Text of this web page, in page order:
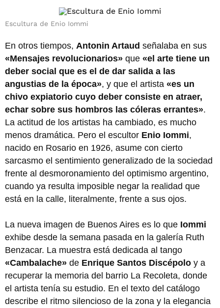
Escultura de Enio Iommi
En otros tiempos, Antonin Artaud señalaba en sus
«Mensajes revolucionarios» que «el arte tiene un
deber social que es el de dar salida a las
angustias de la época», y que el artista «es un
chivo expiatorio cuyo deber consiste en atraer,
echar sobre sus hombros las cóleras errantes».
La actitud de los artistas ha cambiado, es mucho
menos dramática. Pero el escultor Enio Iommi,
nacido en Rosario en 1926, asume con cierto
sarcasmo el sentimiento generalizado de la sociedad
frente al desmoronamiento del optimismo argentino,
cuando ya resulta imposible negar la realidad que
está en la calle, literalmente, frente a sus ojos.
La nueva imagen de Buenos Aires es lo que Iommi
exhibe desde la semana pasada en la galería Ruth
Benzacar. La muestra está dedicada al tango
«Cambalache» de Enrique Santos Discépolo y a
recuperar la memoria del barrio La Recoleta, donde
el artista tenía su estudio. En el texto del catálogo
describe el ritmo silencioso de la zona y la elegancia